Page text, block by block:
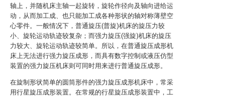
轴上，并随机床主轴一起旋转，旋轮作径向及轴向进给运
动，从而加工成、也只能加工成各种形状的轴对称薄壁空
心零件。一般情况下，普通旋压(普旋)机床的旋压力较
小、旋轮运动轨迹较复杂；而强力旋压(强旋)机床的旋压
力较大、旋轮运动轨迹较简单。所以，在普通旋压成形机
床上无法进行强力旋压成形，而具有数字控制或液压仿型
装置的强力旋压机床则可同时用来进行普通旋压成形。
在旋制形状简单的圆筒形件的强力旋压成形机床中，常采
用行星旋压成形装置。在常规的行星旋压成形装置中，工